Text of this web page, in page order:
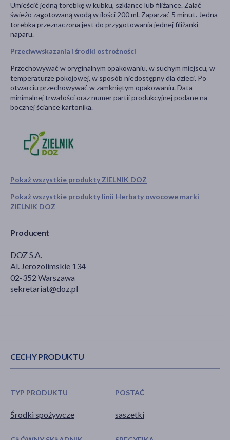
Pokaż wszystkie produkty ZIELNIK DOZ
Pokaż wszystkie produkty linii Herbaty owocowe marki
ZIELNIK DOZ
Producent
DOZ S.A.
Al. Jerozolimskie 134
02-352 Warszawa
sekretariat@doz.pl
Umieścić jedną torebkę w kubku, szklance lub filiżance. Zalać
świeżo zagotowaną wodą w ilości 200 ml. Zaparzać 5 minut. Jedna
torebka przeznaczona jest do przygotowania jednej filiżanki
naparu.
Przeciwwskazania i środki ostrożności
Przechowywać w oryginalnym opakowaniu, w suchym miejscu, w
temperaturze pokojowej, w sposób niedostępny dla dzieci. Po
otwarciu przechowywać w zamkniętym opakowaniu. Data
minimalnej trwałości oraz numer partii produkcyjnej podane na
bocznej ściance kartonika.
CECHY PRODUKTU
TYP PRODUKTU
Środki spożywcze
POSTAĆ
saszetki